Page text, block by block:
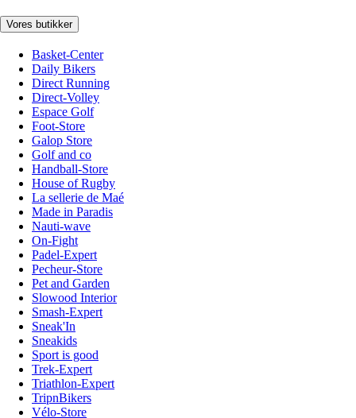
Vores butikker
Basket-Center
Daily Bikers
Direct Running
Direct-Volley
Espace Golf
Foot-Store
Galop Store
Golf and co
Handball-Store
House of Rugby
La sellerie de Maé
Made in Paradis
Nauti-wave
On-Fight
Padel-Expert
Pecheur-Store
Pet and Garden
Slowood Interior
Smash-Expert
Sneak'In
Sneakids
Sport is good
Trek-Expert
Triathlon-Expert
TripnBikers
Vélo-Store